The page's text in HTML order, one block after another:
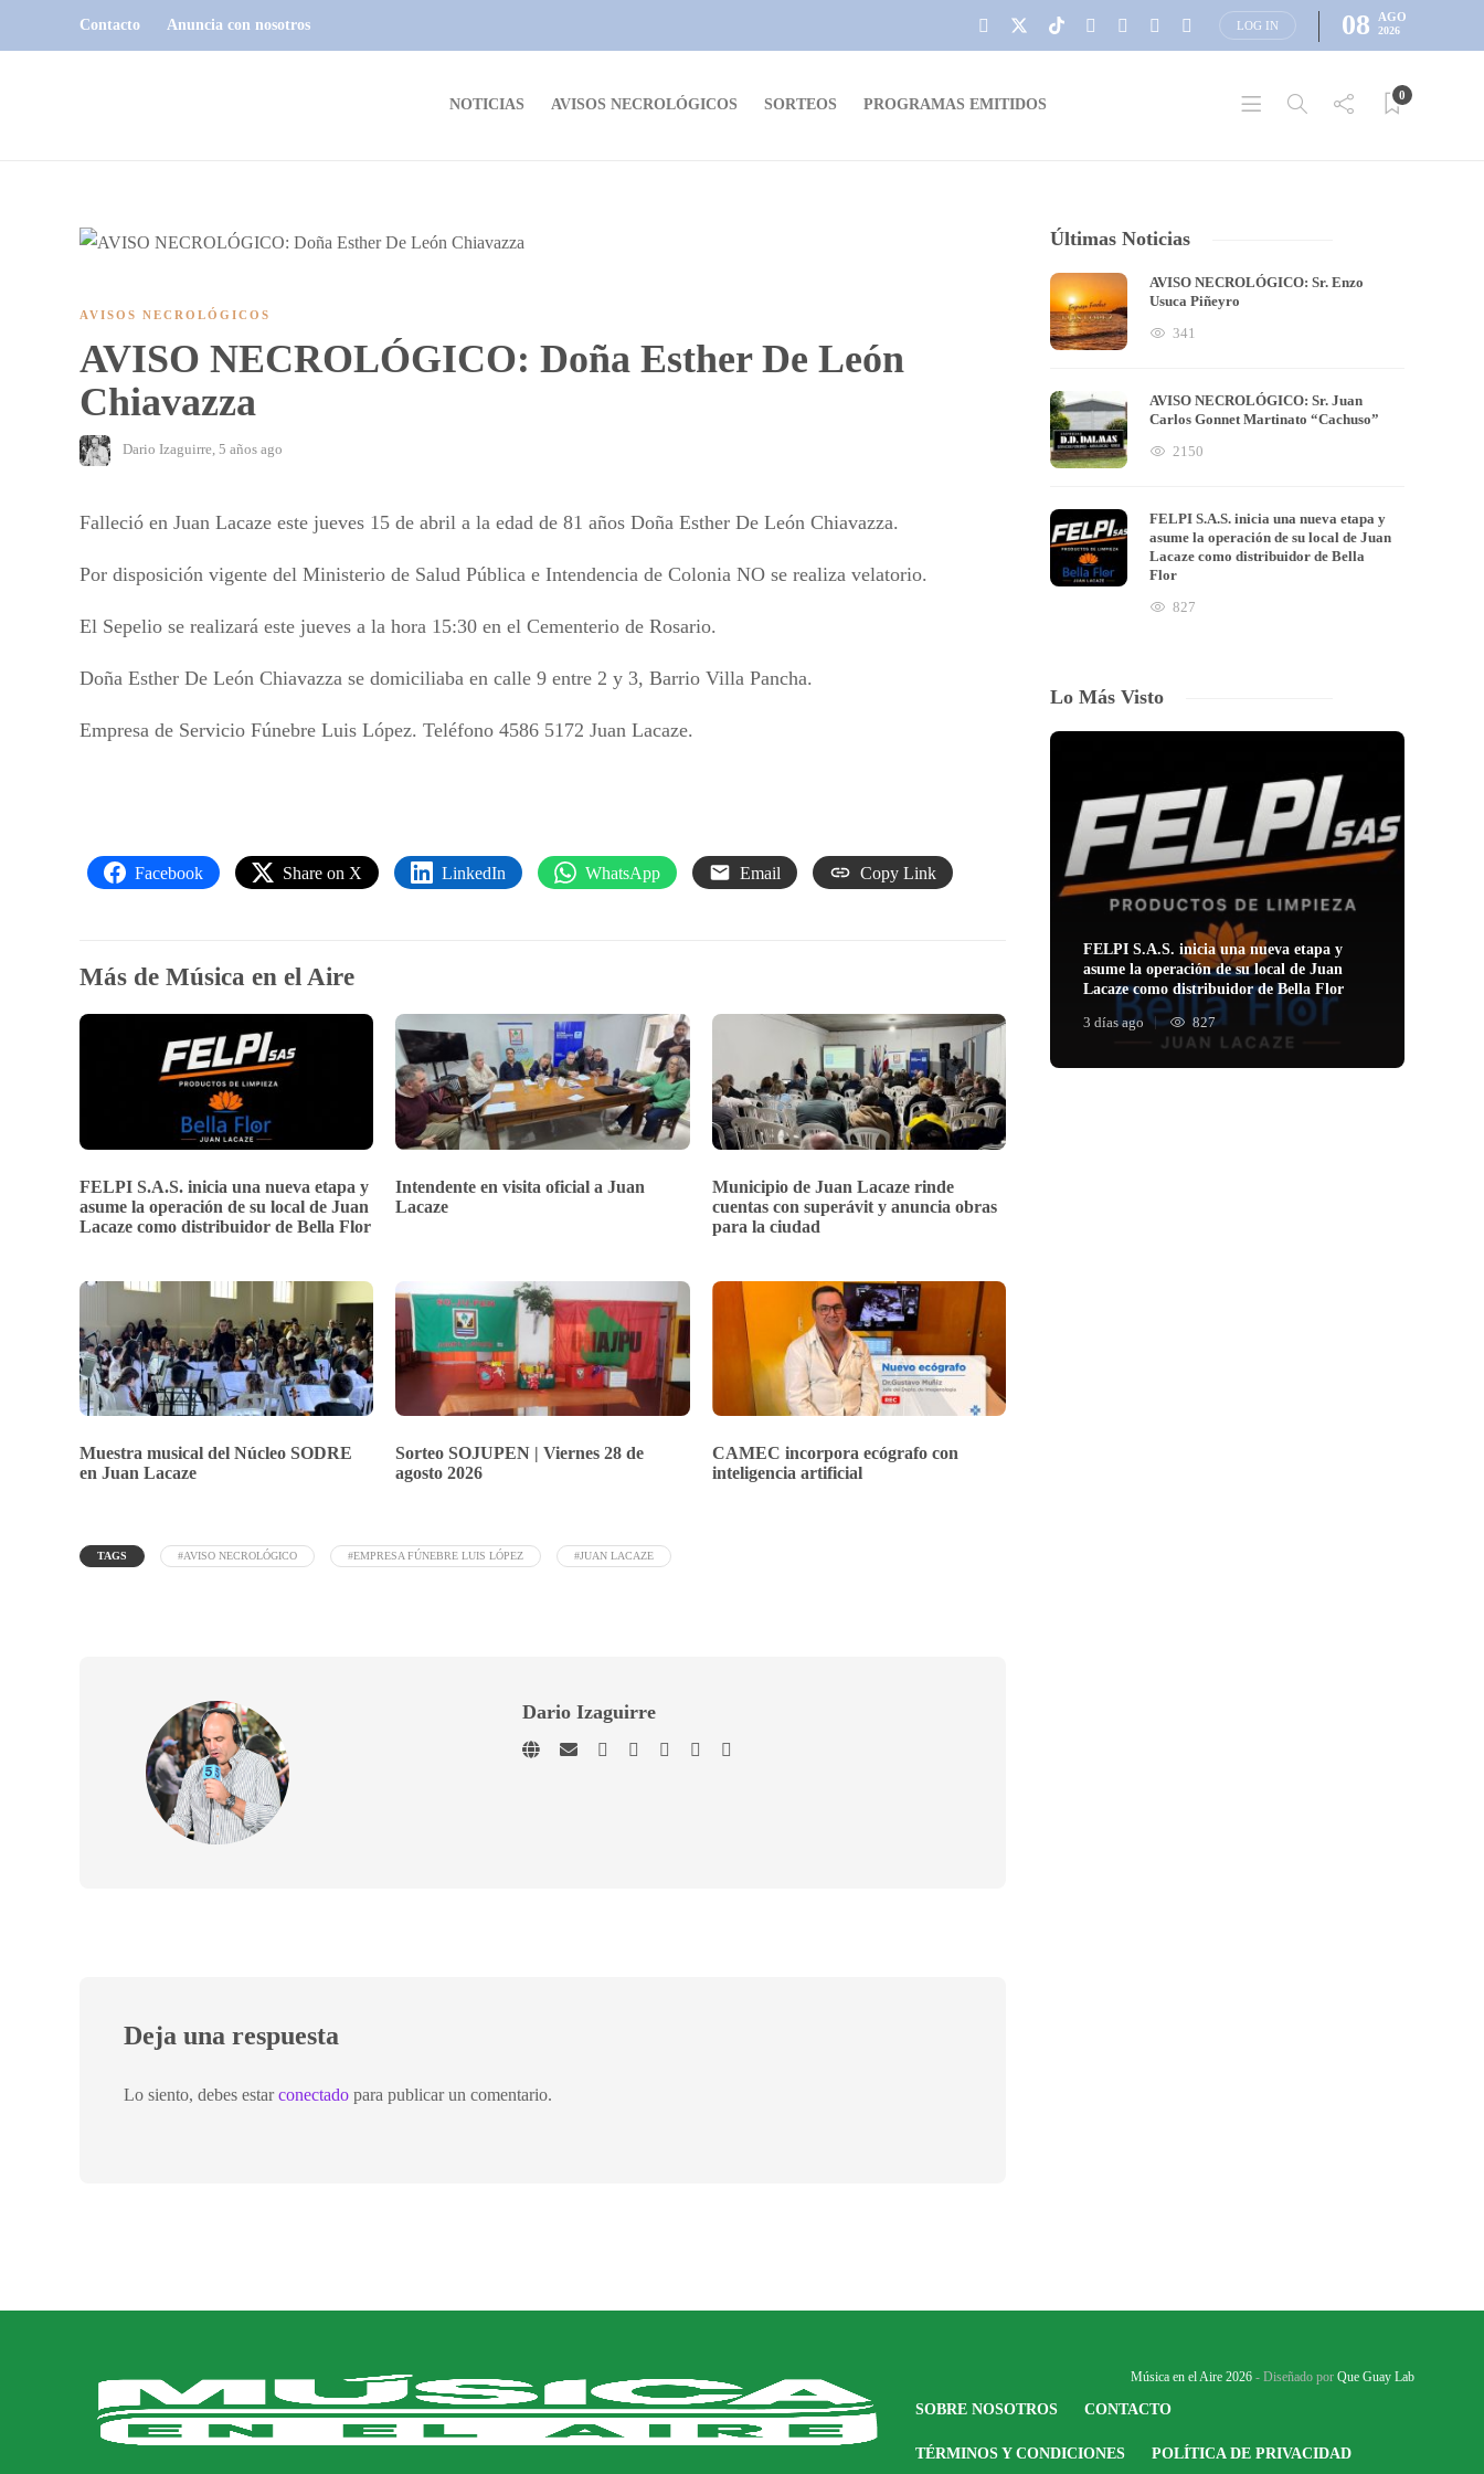
Contacto Anuncia con nosotros LOG IN 08 AGO
2026
NOTICIAS AVISOS NECROLÓGICOS SORTEOS PROGRAMAS EMITIDOS
0
AVISOS NECROLÓGICOS
AVISO NECROLÓGICO: Doña Esther De León
Chiavazza
Dario Izaguirre 5 años ago
Falleció en Juan Lacaze este jueves 15 de abril a la edad de 81 años Doña Esther De León Chiavazza.
Por disposición vigente del Ministerio de Salud Pública e Intendencia de Colonia NO se realiza velatorio.
El Sepelio se realizará este jueves a la hora 15:30 en el Cementerio de Rosario.
Doña Esther De León Chiavazza se domiciliaba en calle 9 entre 2 y 3, Barrio Villa Pancha.
Empresa de Servicio Fúnebre Luis López. Teléfono 4586 5172 Juan Lacaze.
Facebook Share on X LinkedIn WhatsApp Email Copy Link
Más de Música en el Aire
FELPI S.A.S. inicia una nueva etapa y
asume la operación de su local de Juan
Lacaze como distribuidor de Bella Flor
Intendente en visita oficial a Juan
Lacaze
Municipio de Juan Lacaze rinde
cuentas con superávit y anuncia obras
para la ciudad
Muestra musical del Núcleo SODRE
en Juan Lacaze
Sorteo SOJUPEN | Viernes 28 de
agosto 2026
CAMEC incorpora ecógrafo con
inteligencia artificial
TAGS #AVISO NECROLÓGICO #EMPRESA FÚNEBRE LUIS LÓPEZ #JUAN LACAZE
Dario Izaguirre
Deja una respuesta
Lo siento, debes estarconectado para publicar un comentario.
Últimas Noticias
AVISO NECROLÓGICO: Sr. Enzo
Usuca Piñeyro
341
AVISO NECROLÓGICO: Sr. Juan
Carlos Gonnet Martinato “Cachuso”
2150
FELPI S.A.S. inicia una nueva etapa y
asume la operación de su local de Juan
Lacaze como distribuidor de Bella
Flor
827
Lo Más Visto
FELPI S.A.S. inicia una nueva etapa y
asume la operación de su local de Juan
Lacaze como distribuidor de Bella Flor
3 días ago
827
Música en el Aire 2026- Diseñado por Que Guay Lab
SOBRE NOSOTROS CONTACTO
TÉRMINOS Y CONDICIONES POLÍTICA DE PRIVACIDAD